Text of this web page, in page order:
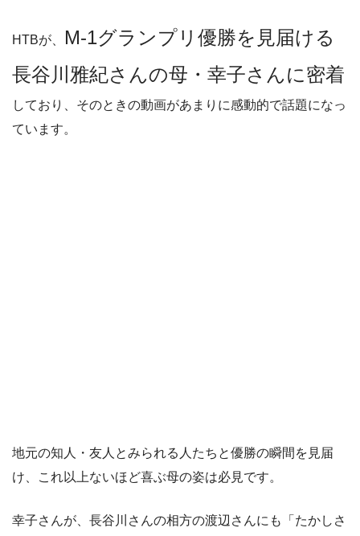
HTBが、
M-1グランプリ優勝を見届ける
長谷川雅紀さんの母・幸子さんに密着
しており、そのときの動画があまりに感動的で話題になっ
ています。
地元の知人・友人とみられる人たちと優勝の瞬間を見届
け、これ以上ないほど喜ぶ母の姿は必見です。
幸子さんが、長谷川さんの相方の渡辺さんにも「たかしさ